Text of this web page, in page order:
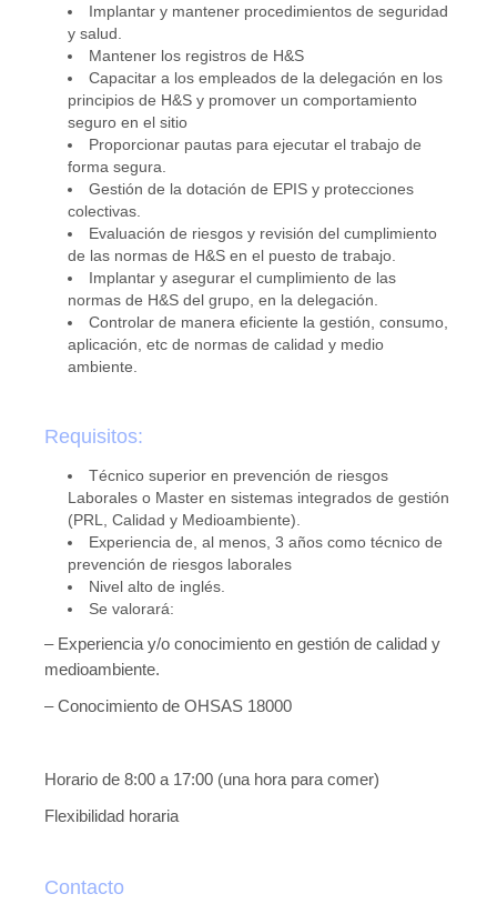
Implantar y mantener procedimientos de seguridad
y salud.
Mantener los registros de H&S
Capacitar a los empleados de la delegación en los
principios de H&S y promover un comportamiento
seguro en el sitio
Proporcionar pautas para ejecutar el trabajo de
forma segura.
Gestión de la dotación de EPIS y protecciones
colectivas.
Evaluación de riesgos y revisión del cumplimiento
de las normas de H&S en el puesto de trabajo.
Implantar y asegurar el cumplimiento de las
normas de H&S del grupo, en la delegación.
Controlar de manera eficiente la gestión, consumo,
aplicación, etc de normas de calidad y medio
ambiente.
Requisitos:
Técnico superior en prevención de riesgos
Laborales o Master en sistemas integrados de gestión
(PRL, Calidad y Medioambiente).
Experiencia de, al menos, 3 años como técnico de
prevención de riesgos laborales
Nivel alto de inglés.
Se valorará:
– Experiencia y/o conocimiento en gestión de calidad y
medioambiente.
– Conocimiento de OHSAS 18000
Horario de 8:00 a 17:00 (una hora para comer)
Flexibilidad horaria
Contacto